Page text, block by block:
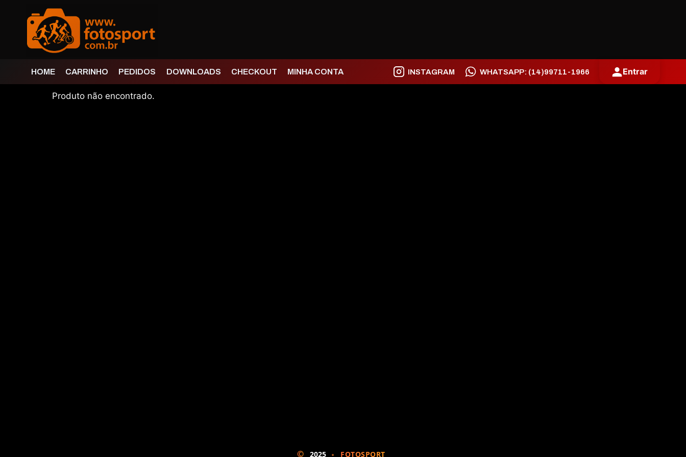
HOME CARRINHO PEDIDOS DOWNLOADS CHECKOUT MINHA CONTA INSTAGRAM WHATSAPP: (14)99711-1966 Entrar
Produto não encontrado.
© 2025 FOTOSPORT